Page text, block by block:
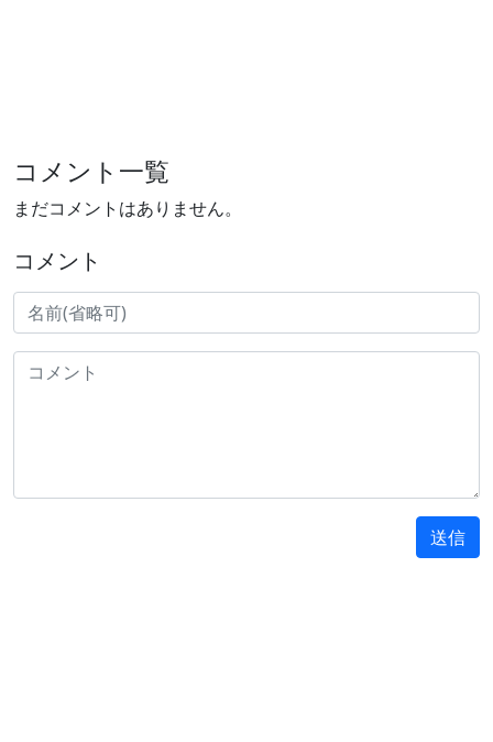
コメント一覧
まだコメントはありません。
コメント
送信